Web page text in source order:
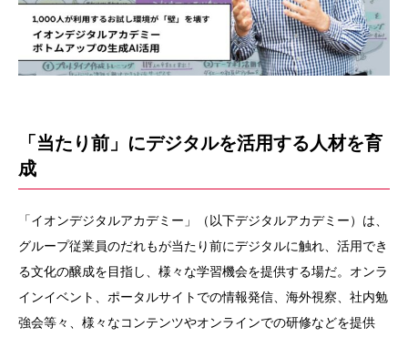
「当たり前」にデジタルを活用する人材を育
成
「イオンデジタルアカデミー」（以下デジタルアカデミー）は、
グループ従業員のだれもが当たり前にデジタルに触れ、活用でき
る文化の醸成を目指し、様々な学習機会を提供する場だ。オンラ
インイベント、ポータルサイトでの情報発信、海外視察、社内勉
強会等々、様々なコンテンツやオンラインでの研修などを提供